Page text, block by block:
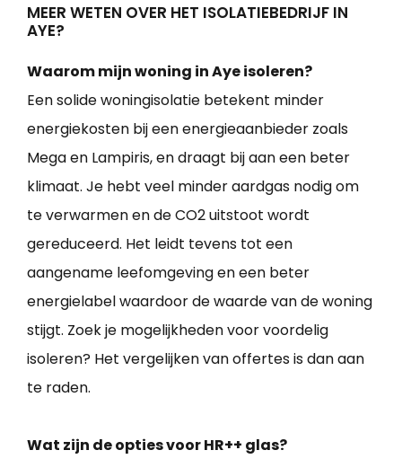
MEER WETEN OVER HET ISOLATIEBEDRIJF IN
AYE?
Waarom mijn woning in Aye isoleren?
Een solide woningisolatie betekent minder
energiekosten bij een energieaanbieder zoals
Mega en Lampiris, en draagt bij aan een beter
klimaat. Je hebt veel minder aardgas nodig om
te verwarmen en de CO2 uitstoot wordt
gereduceerd. Het leidt tevens tot een
aangename leefomgeving en een beter
energielabel waardoor de waarde van de woning
stijgt. Zoek je mogelijkheden voor voordelig
isoleren? Het vergelijken van offertes is dan aan
te raden.
Wat zijn de opties voor HR++ glas?